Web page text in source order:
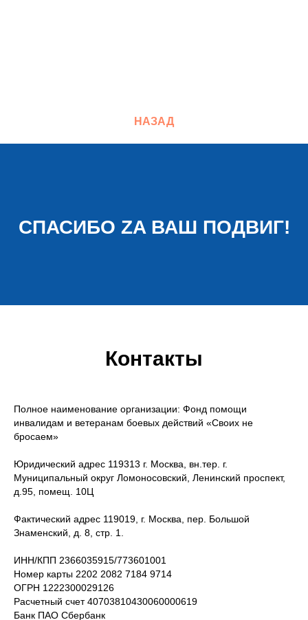
НАЗАД
СПАСИБО ZA ВАШ ПОДВИГ!
Контакты
Полное наименование организации: Фонд помощи
инвалидам и ветеранам боевых действий «Своих не
бросаем»
Юридический адрес 119313 г. Москва, вн.тер. г.
Муниципальный округ Ломоносовский, Ленинский проспект,
д.95, помещ. 10Ц
Фактический адрес 119019, г. Москва, пер. Большой
Знаменский, д. 8, стр. 1.
ИНН/КПП 2366035915/773601001
Номер карты 2202 2082 7184 9714
ОГРН 1222300029126
Расчетный счет 40703810430060000619
Банк ПАО Сбербанк